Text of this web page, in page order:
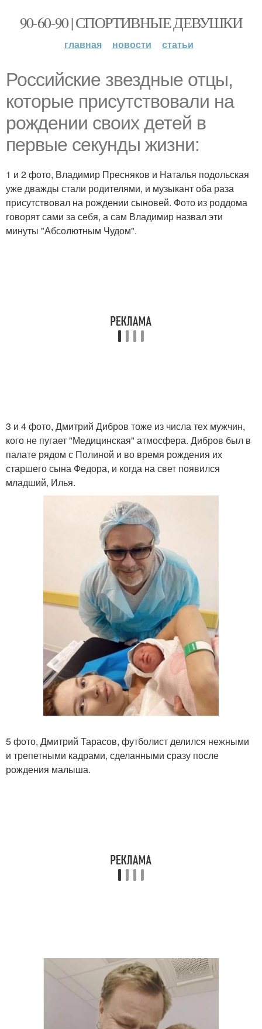
90-60-90 | СПОРТИВНЫЕ ДЕВУШКИ
главная новости статьи
Российские звездные отцы,
которые присутствовали на
рождении своих детей в
первые секунды жизни:
1 и 2 фото, Владимир Пресняков и Наталья подольская
уже дважды стали родителями, и музыкант оба раза
присутствовал на рождении сыновей. Фото из роддома
говорят сами за себя, а сам Владимир назвал эти
минуты "Абсолютным Чудом".
3 и 4 фото, Дмитрий Дибров тоже из числа тех мужчин,
кого не пугает "Медицинская" атмосфера. Дибров был в
палате рядом с Полиной и во время рождения их
старшего сына Федора, и когда на свет появился
младший, Илья.
5 фото, Дмитрий Тарасов, футболист делился нежными
и трепетными кадрами, сделанными сразу после
рождения малыша.